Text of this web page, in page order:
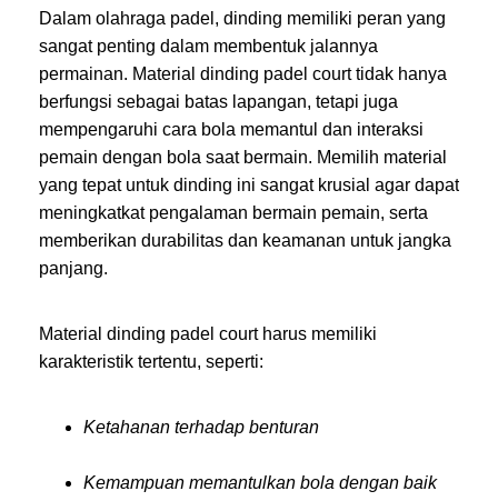
Dalam olahraga padel, dinding memiliki peran yang
sangat penting dalam membentuk jalannya
permainan. Material dinding padel court tidak hanya
berfungsi sebagai batas lapangan, tetapi juga
mempengaruhi cara bola memantul dan interaksi
pemain dengan bola saat bermain. Memilih material
yang tepat untuk dinding ini sangat krusial agar dapat
meningkatkat pengalaman bermain pemain, serta
memberikan durabilitas dan keamanan untuk jangka
panjang.
Material dinding padel court harus memiliki
karakteristik tertentu, seperti:
Ketahanan terhadap benturan
Kemampuan memantulkan bola dengan baik